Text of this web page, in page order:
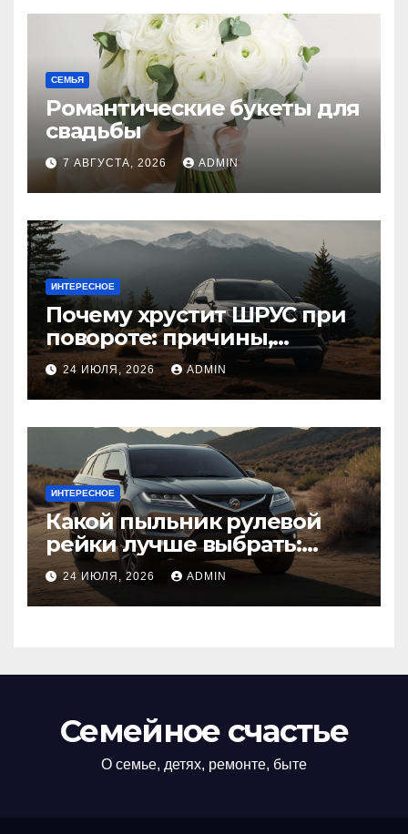
СЕМЬЯ
Романтические букеты для
свадьбы
7 АВГУСТА, 2026 ADMIN
ИНТЕРЕСНОЕ
Почему хрустит ШРУС при
повороте: причины,
диагностика
24 ИЮЛЯ, 2026 ADMIN
ИНТЕРЕСНОЕ
Какой пыльник рулевой
рейки лучше выбрать:
оригинальный или аналог,
резина или полиуретан
24 ИЮЛЯ, 2026 ADMIN
Семейное счастье
О семье, детях, ремонте, быте